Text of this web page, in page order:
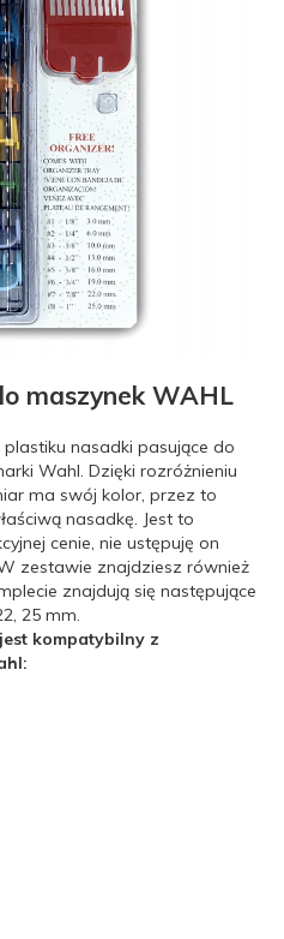
maszynek WAHL
nasadki pasujące do
Wahl. Dzięki rozróżnieniu
ma swój kolor, przez to
nasadkę. Jest to
cenie, nie ustępuję on
zestawie znajdziesz również
znajdują się następujące
25 mm.
kompatybilny z